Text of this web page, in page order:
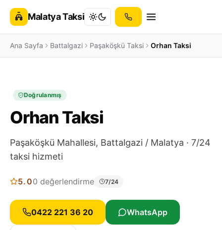
Malatya Taksi
Ana Sayfa Battalgazi Paşaköşkü Taksi Orhan Taksi
Doğrulanmış
Orhan Taksi
Paşaköşkü Mahallesi, Battalgazi / Malatya · 7/24
taksi hizmeti
5.00 değerlendirme 7/24
0422 221 36 20 WhatsApp